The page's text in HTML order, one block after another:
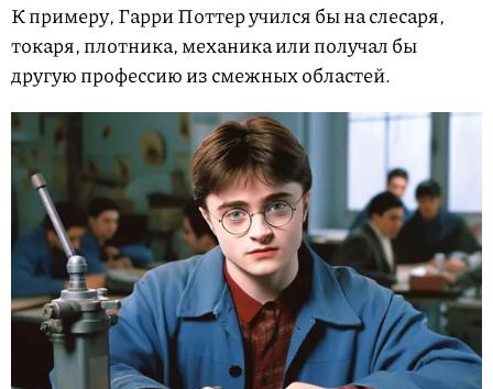
К примеру, Гарри Поттер учился бы на слесаря,
токаря, плотника, механика или получал бы
другую профессию из смежных областей.